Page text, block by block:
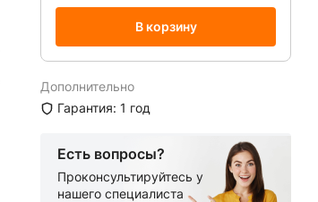
В корзину
Дополнительно
Гарантия: 1 год
Есть вопросы?
Проконсультируйтесь у
нашего специалиста